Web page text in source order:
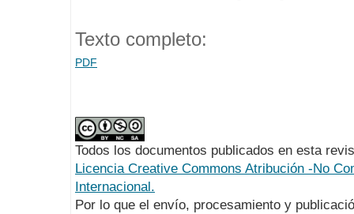
Texto completo:
PDF
Todos los documentos publicados en esta
Licencia Creative Commons Atribución -No
Internacional.
Por lo que el envío, procesamiento y